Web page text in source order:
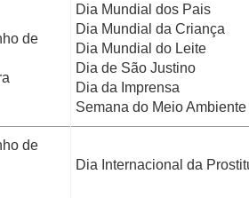
de
Dia Mundial dos Pais
Dia Mundial da Criança
Dia Mundial do Leite
Dia de São Justino
Dia da Imprensa
Semana do Meio Ambiente
de
Dia Internacional da